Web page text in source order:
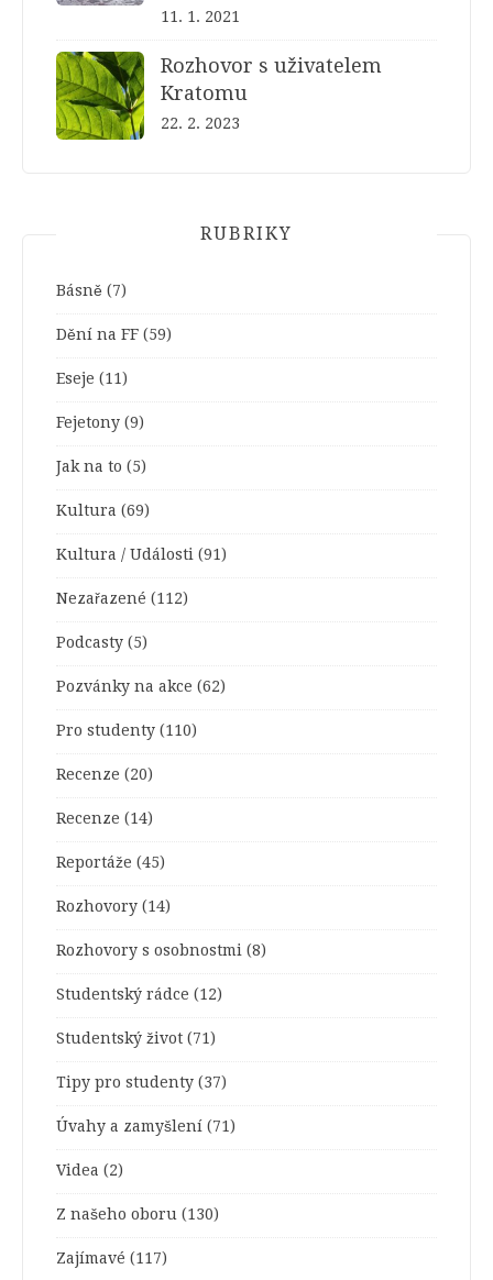
11. 1. 2021
Rozhovor s uživatelem
Kratomu
22. 2. 2023
RUBRIKY
Básně (7)
Dění na FF (59)
Eseje (11)
Fejetony (9)
Jak na to (5)
Kultura (69)
Kultura / Události (91)
Nezařazené (112)
Podcasty (5)
Pozvánky na akce (62)
Pro studenty (110)
Recenze (20)
Recenze (14)
Reportáže (45)
Rozhovory (14)
Rozhovory s osobnostmi (8)
Studentský rádce (12)
Studentský život (71)
Tipy pro studenty (37)
Úvahy a zamyšlení (71)
Videa (2)
Z našeho oboru (130)
Zajímavé (117)